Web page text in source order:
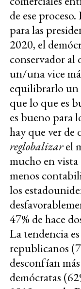
de ese
para las
2020, el
conservador al
un/una vice
equilibrarlo un
que lo que es
es bueno para
hay que ver de
reglobalizarel
mucho en vista
menos
los
47% de hace
La tendencia
republicanos
desconfían
demócratas